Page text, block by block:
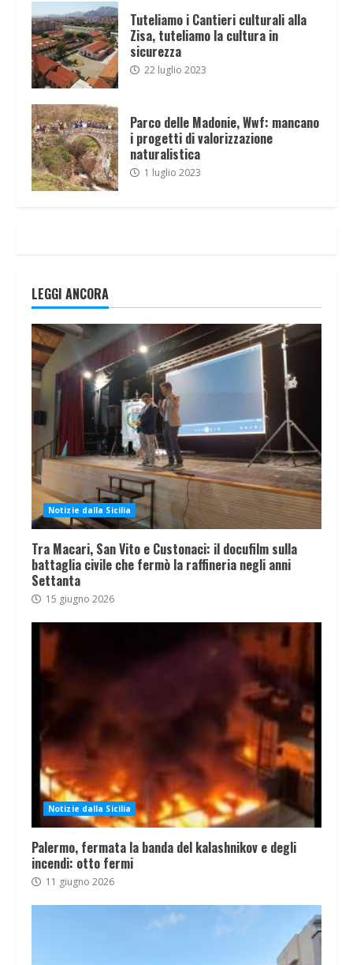
Tuteliamo i Cantieri culturali alla
Zisa, tuteliamo la cultura in
sicurezza
22 luglio 2023
Parco delle Madonie, Wwf: mancano
i progetti di valorizzazione
naturalistica
1 luglio 2023
LEGGI ANCORA
Notizie dalla Sicilia
Tra Macari, San Vito e Custonaci: il docufilm sulla
battaglia civile che fermò la raffineria negli anni
Settanta
15 giugno 2026
Notizie dalla Sicilia
Palermo, fermata la banda del kalashnikov e degli
incendi: otto fermi
11 giugno 2026